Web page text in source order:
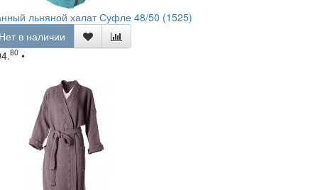
льняной халат Суфле 48/50 (1525)
в наличии
80 •